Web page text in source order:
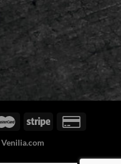
Venilia.com